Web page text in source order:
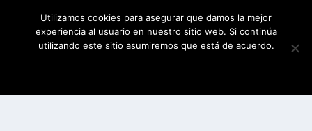
Utilizamos cookies para asegurar que damos la mejor
experiencia al usuario en nuestro sitio web. Si continúa
utilizando este sitio asumiremos que está de acuerdo.